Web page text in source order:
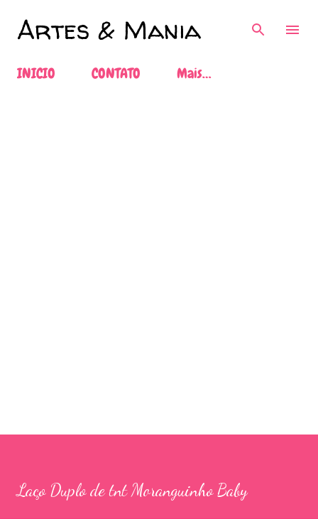
Artes & Mania
INICIO CONTATO Mais…
Laço Duplo de tnt Moranguinho Baby